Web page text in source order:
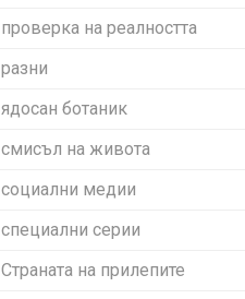
проверка на реалността
разни
ядосан ботаник
смисъл на живота
социални медии
специални серии
Страната на прилепите